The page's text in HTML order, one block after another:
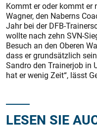
Kommt er oder kommt er
Wagner, den Naberns
Jahr bei der DFB-
wollte nach zehn SVN-
Besuch an den Oberen
dass er grundsätzlich
Sandro den Trainerjob in
hat er wenig Zeit“, lässt
LESEN SIE